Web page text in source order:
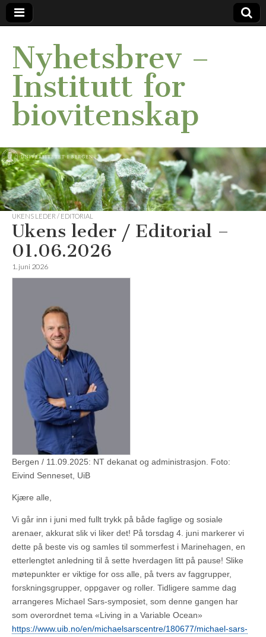
Nyhetsbrev –
Institutt for
biovitenskap
UKENS LEDER / EDITORIAL
Ukens leder / Editorial –
01.06.2026
1. juni 2026
Bergen / 11.09.2025: NT dekanat og administrasjon. Foto:
Eivind Senneset, UiB
Kjære alle,
Vi går inn i juni med fullt trykk på både faglige og sosiale
arenaer, akkurat slik vi liker det! På torsdag 4. juni markerer vi
dette på beste vis og samles til sommerfest i Marinehagen, en
etterlengtet anledning til å sette hverdagen litt på pause! Slike
møtepunkter er viktige for oss alle, på tvers av faggrupper,
forskningsgrupper, oppgaver og roller. Tidligere samme dag
arrangeres Michael Sars-symposiet, som denne gangen har
som overordnet tema «Living in a Variable Ocean»
https://www.uib.no/en/michaelsarscentre/180677/michael-sars-